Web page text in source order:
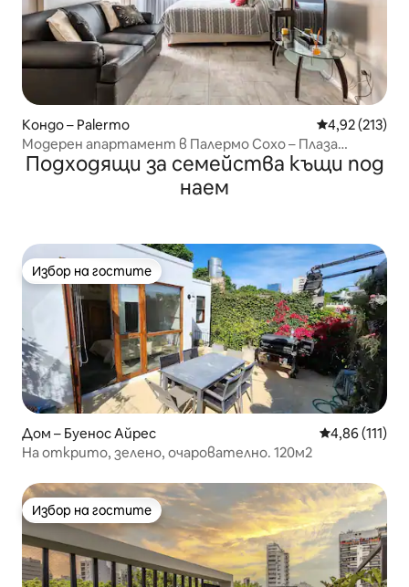
Кондо – Palermo Средна
4,92 (213)
Модерен апартамент в Палермо Сохо – Плаза
Италия
Подходящи за семейства къщи под
наем
Избор на гостите
Избор на гостите
Дом – Буенос Айрес Средна
4,86 (111)
На открито, зелено, очарователно. 120м2
Избор на гостите
Избор на гостите